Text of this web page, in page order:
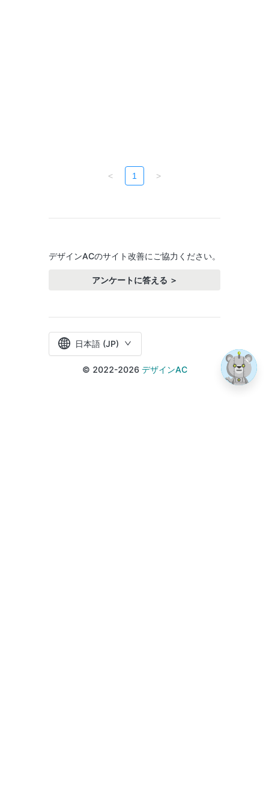
< 1 >
デザインACのサイト改善にご協力ください。
アンケートに答える ＞
日本語 (JP)
© 2022-2026 デザインAC